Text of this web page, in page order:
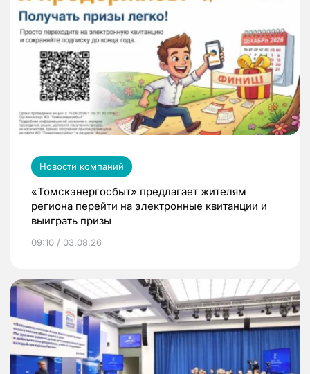
Новости компаний
«Томскэнергосбыт» предлагает жителям
региона перейти на электронные квитанции и
выиграть призы
09:10 / 03.08.26